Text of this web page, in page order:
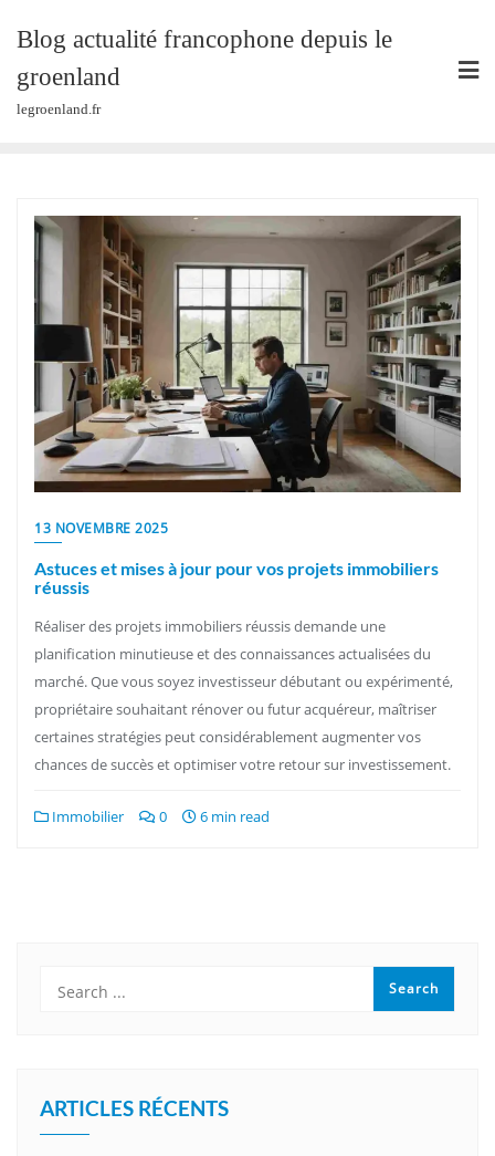
content
Blog actualité francophone depuis le
groenland
legroenland.fr
13 NOVEMBRE 2025
Astuces et mises à jour pour vos projets immobiliers
réussis
Réaliser des projets immobiliers réussis demande une
planification minutieuse et des connaissances actualisées du
marché. Que vous soyez investisseur débutant ou expérimenté,
propriétaire souhaitant rénover ou futur acquéreur, maîtriser
certaines stratégies peut considérablement augmenter vos
chances de succès et optimiser votre retour sur investissement.
Immobilier 0 6 min read
ARTICLES RÉCENTS